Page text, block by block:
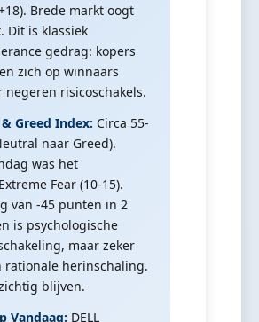
Brede markt oogt
Dit is klassiek
gedrag: kopers
zich op winnaars
negeren risicoschakels.
& Greed Index: Circa 55-
naar Greed).
was het
Fear (10-15).
van -45 punten in 2
is psychologische
maar zeker
rationale herinschaling.
blijven.
Vandaag: DELL